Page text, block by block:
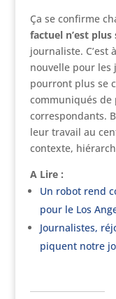
Ça se confirme
factuel n’est
journaliste. C’est
nouvelle pour les
pourront plus se
communiqués de
correspondants.
leur travail au
contexte,
A Lire :
Un robot rend
pour le Los
Journalistes,
piquent notre